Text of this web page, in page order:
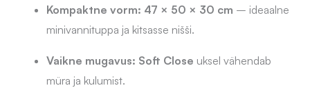
Kompaktne vorm: 47 × 50 × 30 cm – ideaalne
minivannituppa ja kitsasse nišši.
Vaikne mugavus: Soft Close uksel vähendab
müra ja kulumist.